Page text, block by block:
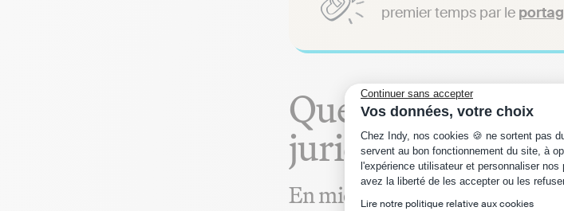
Continuer sans accepter
Vos données, votre choix
Plateforme de Gestion du
Chez Indy, nos cookies 🍪 ne sortent pas
servent au bon fonctionnement du site, à
l'expérience utilisateur et personnaliser nos
avez la liberté de les accepter ou les
Lire notre politique relative aux cookies
Axeptio
premier temps par le
Quelle
juridique ?
En micro-entreprise